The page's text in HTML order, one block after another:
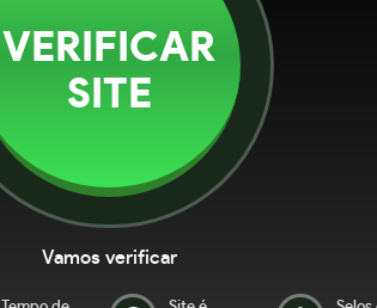
VERIFICAR
SITE
Vamos verificar